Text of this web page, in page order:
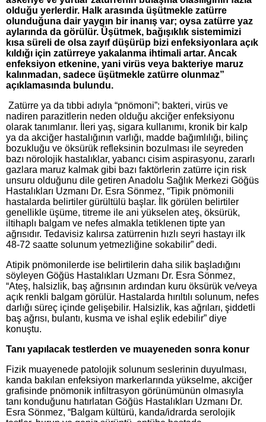
olduğu yerlerdir. Halk arasında üşütmekle zatürre
olunduğuna dair yaygın bir inanış var; oysa zatürre yaz
aylarında da görülür. Üşütmek, bağışıklık sistemimizi
kısa süreli de olsa zayıf düşürüp bizi enfeksiyonlara açık
kıldığı için zatürreye yakalanma ihtimali artar. Ancak
enfeksiyon etkenine, yani virüs veya bakteriye maruz
kalınmadan, sadece üşütmekle zatürre olunmaz”
açıklamasında bulundu.
Zatürre ya da tıbbi adıyla “pnömoni”; bakteri, virüs ve
nadiren parazitlerin neden olduğu akciğer enfeksiyonu
olarak tanımlanır. İleri yaş, sigara kullanımı, kronik bir kalp
ya da akciğer hastalığının varlığı, madde bağımlılığı, bilinç
bozukluğu ve öksürük refleksinin bozulması ile seyreden
bazı nörolojik hastalıklar, yabancı cisim aspirasyonu, zararlı
gazlara maruz kalmak gibi bazı faktörlerin zatürre için risk
unsuru olduğunu dile getiren Anadolu Sağlık Merkezi Göğüs
Hastalıkları Uzmanı Dr. Esra Sönmez, “Tipik pnömonili
hastalarda belirtiler gürültülü başlar. İlk görülen belirtiler
genellikle üşüme, titreme ile ani yükselen ateş, öksürük,
iltihaplı balgam ve nefes almakla tetiklenen tipte yan
ağrısıdır. Tedavisiz kalırsa zatürrenin hızlı seyri hastayı ilk
48-72 saatte solunum yetmezliğine sokabilir” dedi.
Atipik pnömonilerde ise belirtilerin daha silik başladığını
söyleyen Göğüs Hastalıkları Uzmanı Dr. Esra Sönmez,
“Ateş, halsizlik, baş ağrısının ardından kuru öksürük ve/veya
açık renkli balgam görülür. Hastalarda hırıltılı solunum, nefes
darlığı süreç içinde gelişebilir. Halsizlik, kas ağrıları, şiddetli
baş ağrısı, bulantı, kusma ve ishal eşlik edebilir” diye
konuştu.
Tanı yapılacak testlerden ve muayeneden sonra konur
Fizik muayenede patolojik solunum seslerinin duyulması,
kanda bakılan enfeksiyon markerlarında yükselme, akciğer
grafisinde pnömonik infiltrasyon görünümünün olmasıyla
tanı konduğunu hatırlatan Göğüs Hastalıkları Uzmanı Dr.
Esra Sönmez, “Balgam kültürü, kanda/idrarda serolojik